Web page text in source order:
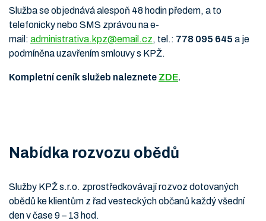
Služba se objednává alespoň 48 hodin předem, a to
telefonicky nebo SMS zprávou na e-
mail: administrativa.kpz@email.cz, tel.: 778 095 645 a je
podmíněna uzavřením smlouvy s KPŽ.
Kompletní ceník služeb naleznete ZDE.
Nabídka rozvozu obědů
Služby KPŽ s.r.o. zprostředkovávají rozvoz dotovaných
obědů ke klientům z řad vesteckých občanů každý všední
den v čase 9 – 13 hod.